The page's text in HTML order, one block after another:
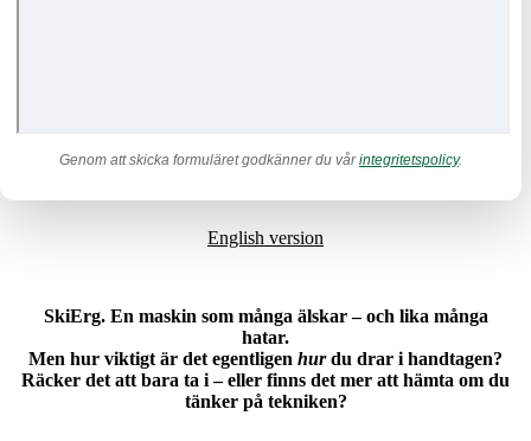
Genom att skicka formuläret godkänner du vårintegritetspolicy.
English version
SkiErg. En maskin som många älskar – och lika många
hatar.
Men hur viktigt är det egentligen hurdu drar i handtagen?
Räcker det att bara ta i – eller finns det mer att hämta om du
tänker på tekniken?